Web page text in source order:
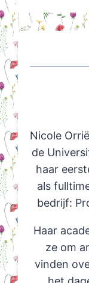
Nicole
de
haar
als
bedrijf:
Haar
ze om
vinden